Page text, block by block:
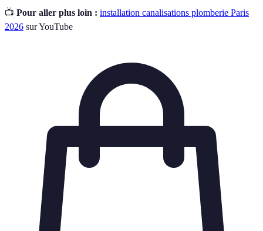
📺 Pour aller plus loin : installation canalisations plomberie Paris
2026 sur YouTube